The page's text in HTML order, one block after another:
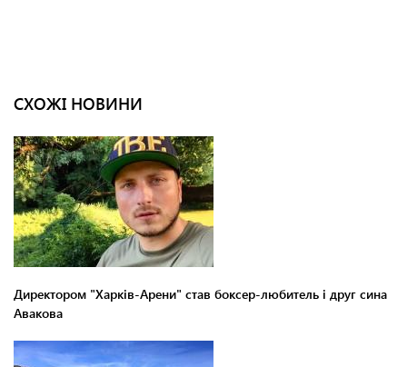
СХОЖІ НОВИНИ
Директором "Харків-Арени" став боксер-любитель і друг сина
Авакова